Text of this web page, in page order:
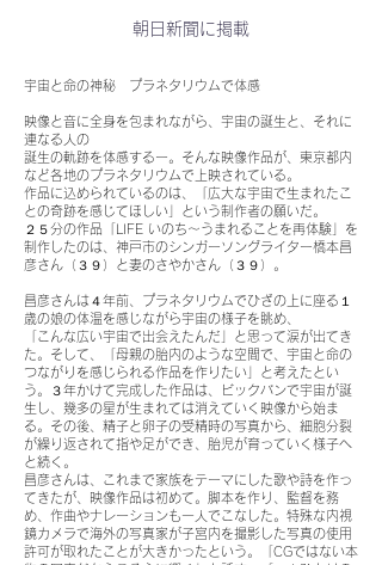
​朝日新聞に掲載
宇宙と命の神秘 プラネタリウムで体感
映像と音に全身を包まれながら、宇宙の誕生と、それに
連なる人の
誕生の軌跡を体感するー。そんな映像作品が、東京都内
など各地のプラネタリウムで上映されている。
作品に込められているのは、「広大な宇宙で生まれたこ
との奇跡を感じてほしい」という制作者の願いだ。
２５分の作品「LIFE いのち～うまれることを再体験」を
制作したのは、神戸市のシンガーソングライター橋本昌
彦さん（３９）と妻のさやかさん（３９）。
昌彦さんは４年前、プラネタリウムでひざの上に座る１
歳の娘の体温を感じながら宇宙の様子を眺め、
「こんな広い宇宙で出会えたんだ」と思って涙が出てき
た。そして、「母親の胎内のような空間で、宇宙と命の
つながりを感じられる作品を作りたい」と考えたとい
う。３年かけて完成した作品は、ビックバンで宇宙が誕
生し、幾多の星が生まれては消えていく映像から始ま
る。その後、精子と卵子の受精時の写真から、細胞分裂
が繰り返されて指や足ができ、胎児が育っていく様子へ
と続く。
昌彦さんは、これまで家族をテーマにした歌や詩を作っ
てきたが、映像作品は初めて。脚本を作り、監督を務
め、作曲やナレーションも一人でこなした。特殊な内視
鏡カメラで海外の写真家が子宮内を撮影した写真の使用
許可が取れたことが大きかったという。「CGではない本